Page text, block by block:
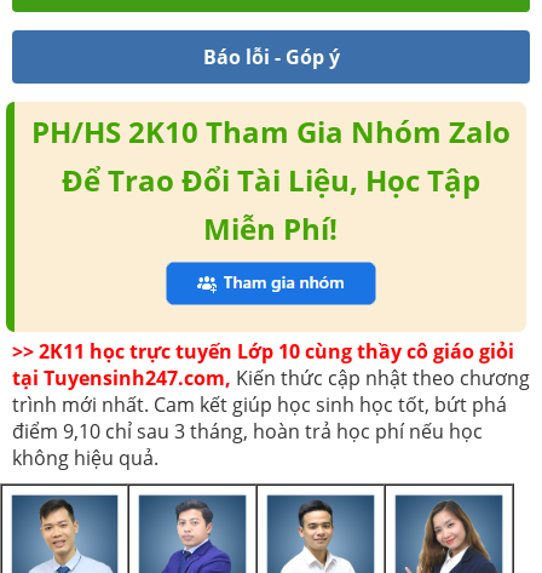
Báo lỗi - Góp ý
PH/HS 2K10 Tham Gia Nhóm Zalo
Để Trao Đổi Tài Liệu, Học Tập
Miễn Phí!
>> 2K11 học trực tuyến Lớp 10 cùng thầy cô giáo giỏi
tại Tuyensinh247.com, Kiến thức cập nhật theo chương
trình mới nhất. Cam kết giúp học sinh học tốt, bứt phá
điểm 9,10 chỉ sau 3 tháng, hoàn trả học phí nếu học
không hiệu quả.